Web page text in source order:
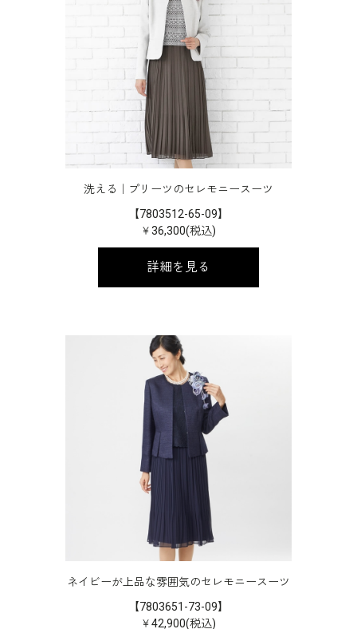
洗える｜プリーツのセレモニースーツ
【7803512-65-09】
￥36,300(税込)
詳細を見る
ネイビーが上品な雰囲気のセレモニースーツ
【7803651-73-09】
￥42,900(税込)